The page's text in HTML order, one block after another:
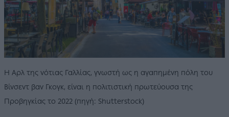
Η Αρλ της νότιας Γαλλίας, γνωστή ως η αγαπημένη πόλη του
Βίνσεντ βαν Γκογκ, είναι η πολιτιστική πρωτεύουσα της
Προβηγκίας το 2022 (πηγή: Shutterstock)